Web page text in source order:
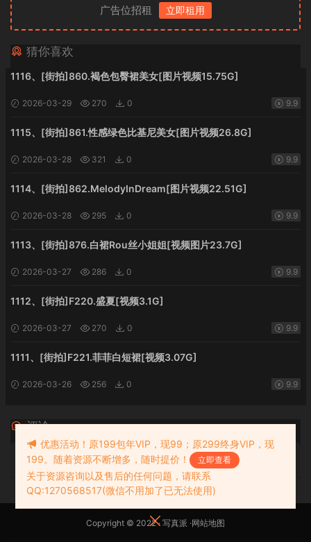
广告位招租 立即租用
猜你喜欢
1116、[街拍]860.褐色包臀裙美女[图片视频15.75G]
2026-03-29 270 0 9.9
1115、[街拍]861.性感绿色比基尼美女[图片视频26.8G]
2026-03-28 321 0 9.9
1114、[街拍]862.MelodyInDream[图片视频22.51G]
2026-03-28 295 0 9.9
1113、[街拍]876.白裙Rou丝小姐姐[视频图片23.7G]
2026-03-27 286 0 9.9
1112、[街拍]F220.盛夏[视频3.1G]
2026-03-27 270 0 9.9
1111、[街拍]F221.菲菲白短裙[视频3.07G]
2026-03-26 256 0 9.9
评论 0
请先登录
Copyright © 2022 · 写真派 ·网站地图
优惠活动！原199包年VIP，现99；原299终身VIP，现
199。随着资源不断增多，随时提价！
立即查看
关于资源咨询以及售后的任何问题，请联系
QQ:1270568517(微信不用加了已无法使用)